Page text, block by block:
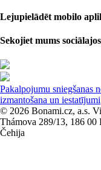
Lejupielādēt mobilo
Sekojiet mums
Pakalpojumu sniegšanas
izmantošana un iestatījumi
© 2026 Bonami.cz, a.s.
Thámova 289/13, 186 00
Čehija